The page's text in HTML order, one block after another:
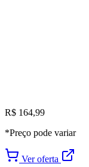
R$ 164,99
*Preço pode variar
Ver oferta